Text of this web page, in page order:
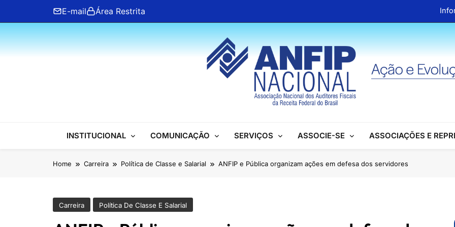
content
E-mail Área Restrita
ANFIP Nacional recebe visita da superintendente
Preparativos para o XIX Encontro
Almoço em homenagem ao Dia
Preparativos para o XIX Encontro
Almoço em homenagem ao Dia
ANFIP Nacional
INSTITUCIONAL COMUNICAÇÃO SERVIÇOS ASSOCIE-SE ASSOCIAÇÕES E
Home Carreira Política de Classe e Salarial ANFIP e Pública organizam ações em defesa dos servidores
Carreira Política De Classe E Salarial